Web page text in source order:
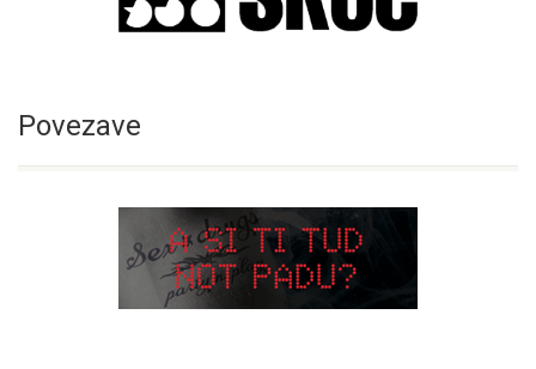
Povezave